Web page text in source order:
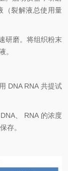
（裂解液总使用量
研磨。将组织粉末
。
DNA RNA 共提试
、 RNA 的浓度
存。